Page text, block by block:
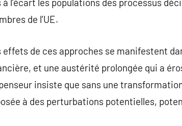
de l’UE.
effets de ces approches se manifestent
et une austérité prolongée qui a
insiste que sans une
à des perturbations potentielles,